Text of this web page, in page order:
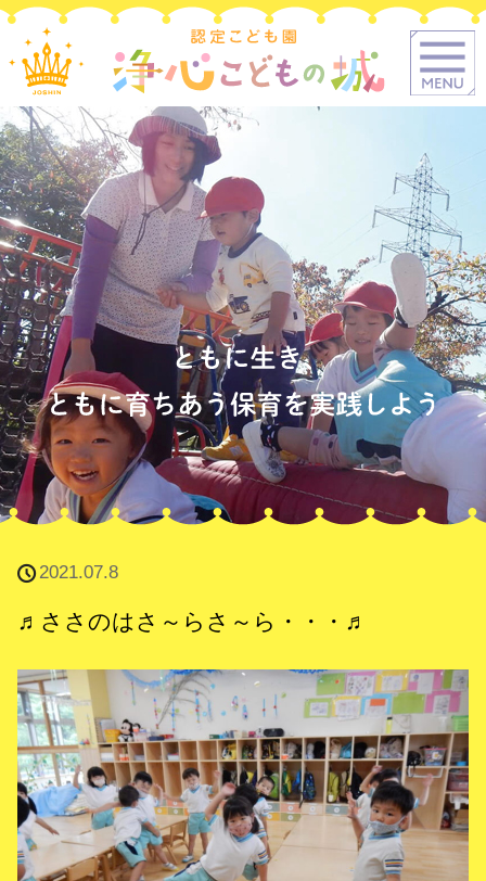
2021.07.8
♬ささのはさ～らさ～ら・・・♬